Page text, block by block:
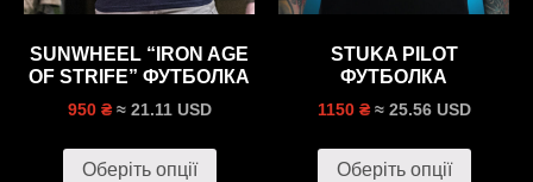
SUNWHEEL “IRON AGE
OF STRIFE” ФУТБОЛКА
950 ₴ ≈ 21.11 USD
Оберіть опції
STUKA PILOT
ФУТБОЛКА
1150 ₴ ≈ 25.56 USD
Оберіть опції